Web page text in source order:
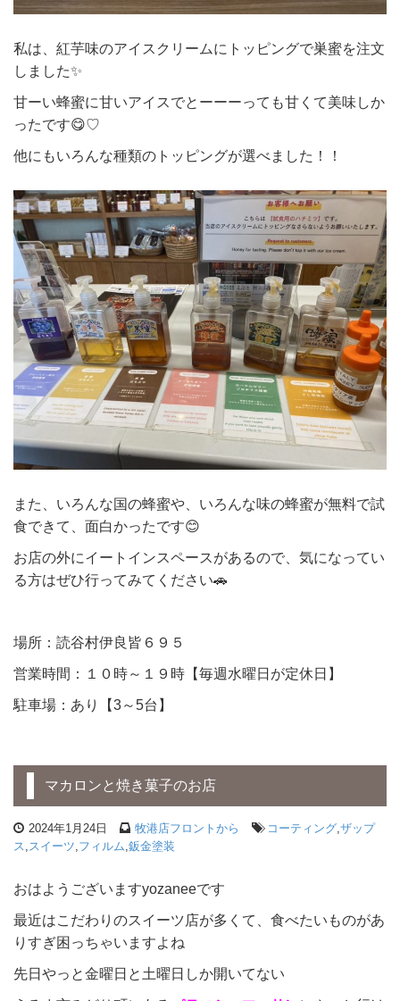
私は、紅芋味のアイスクリームにトッピングで巣蜜を注文
しました✨
甘ーい蜂蜜に甘いアイスでとーーーっても甘くて美味しか
ったです😋♡
他にもいろんな種類のトッピングが選べました！！
また、いろんな国の蜂蜜や、いろんな味の蜂蜜が無料で試
食できて、面白かったです😊
お店の外にイートインスペースがあるので、気になってい
る方はぜひ行ってみてください🚗
場所：読谷村伊良皆６９５
営業時間：１０時～１９時【毎週水曜日が定休日】
駐車場：あり【3～5台】
マカロンと焼き菓子のお店
2024年1月24日 牧港店フロントから コーティング,ザップ
ス,スイーツ,フィルム,鈑金塗装
おはようございますyozaneeです
最近はこだわりのスイーツ店が多くて、食べたいものがあ
りすぎ困っちゃいますよね
先日やっと金曜日と土曜日しか開いてない